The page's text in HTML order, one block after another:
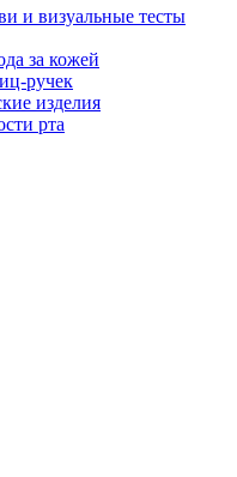
и визуальные тесты
за кожей
ручек
изделия
рта